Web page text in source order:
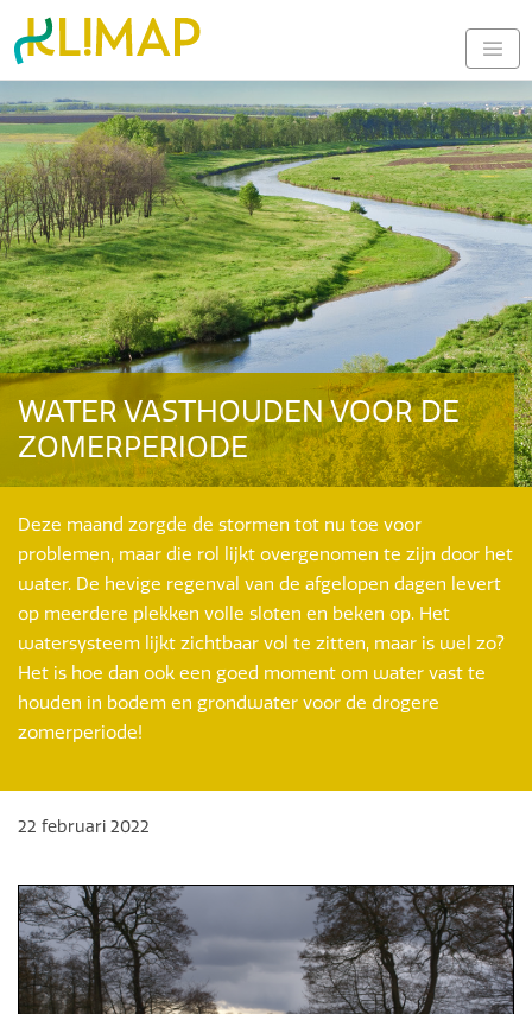
WATER VASTHOUDEN VOOR DE
ZOMERPERIODE
Deze maand zorgde de stormen tot nu toe voor
problemen, maar die rol lijkt overgenomen te zijn door het
water. De hevige regenval van de afgelopen dagen levert
op meerdere plekken volle sloten en beken op. Het
watersysteem lijkt zichtbaar vol te zitten, maar is wel zo?
Het is hoe dan ook een goed moment om water vast te
houden in bodem en grondwater voor de drogere
zomerperiode!
22 februari 2022